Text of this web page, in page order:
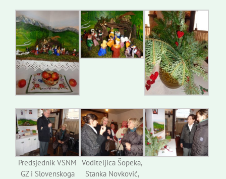
Predsjednik VSNM
GZ i Slovenskoga
Voditeljica Šopeka,
Stanka Novković,